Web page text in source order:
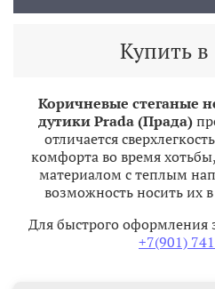
Купить в
Коричневые стеганые
дутики Prada (Прада)
отличается
комфорта во время
материалом с теплым
возможность носить их
Для быстрого оформления
+7(901)